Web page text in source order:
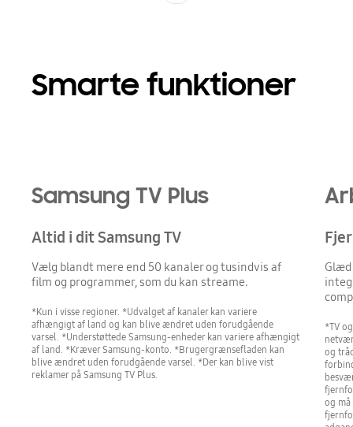
Smarte funktioner
Samsung TV Plus
Altid i dit Samsung TV
Vælg blandt mere end 50 kanaler og tusindvis af
film og programmer, som du kan streame.
*Kun i visse regioner. *Udvalget af kanaler kan variere
afhængigt af land og kan blive ændret uden forudgående
varsel. *Understøttede Samsung-enheder kan variere afhængigt
af land. *Kræver Samsung-konto. *Brugergrænsefladen kan
blive ændret uden forudgående varsel. *Der kan blive vist
reklamer på Samsung TV Plus.
Glæd
*TV
og
og